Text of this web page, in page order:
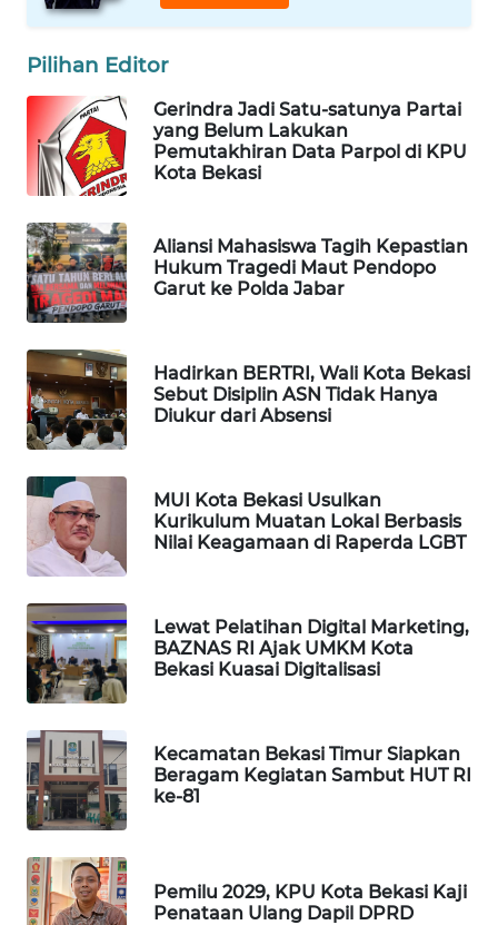
Pilihan Editor
Gerindra Jadi Satu-satunya Partai
yang Belum Lakukan
Pemutakhiran Data Parpol di KPU
Kota Bekasi
Aliansi Mahasiswa Tagih Kepastian
Hukum Tragedi Maut Pendopo
Garut ke Polda Jabar
Hadirkan BERTRI, Wali Kota Bekasi
Sebut Disiplin ASN Tidak Hanya
Diukur dari Absensi
MUI Kota Bekasi Usulkan
Kurikulum Muatan Lokal Berbasis
Nilai Keagamaan di Raperda LGBT
Lewat Pelatihan Digital Marketing,
BAZNAS RI Ajak UMKM Kota
Bekasi Kuasai Digitalisasi
Kecamatan Bekasi Timur Siapkan
Beragam Kegiatan Sambut HUT RI
ke-81
Pemilu 2029, KPU Kota Bekasi Kaji
Penataan Ulang Dapil DPRD
PORTAL
KONSUMEN
FORWAMKI
ALPERKLINAS
FORJASIDA
TAMBANG
SITUNGIR
NEWS
SIDIKALANG
NEWS
SIBARAGAS
NEWS
METRO
SIANTAR
NEWS
METRO
MEDAN
NEWS
JAKARTA
NEWS